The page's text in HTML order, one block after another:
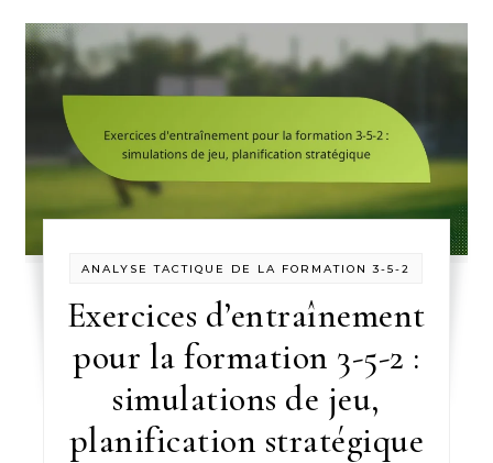
ANALYSE TACTIQUE DE LA FORMATION 3-5-2
Exercices d’entraînement
pour la formation 3-5-2 :
simulations de jeu,
planification stratégique